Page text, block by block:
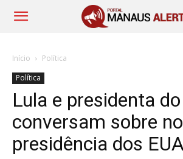
Início
Política
Política
Lula e presidenta
conversam sobre
presidência dos